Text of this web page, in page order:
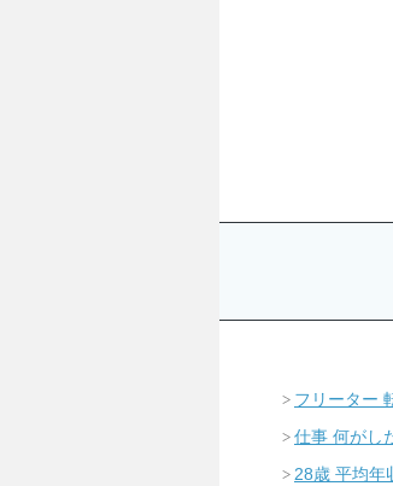
フリーター
仕事 何がし
28歳 平均年